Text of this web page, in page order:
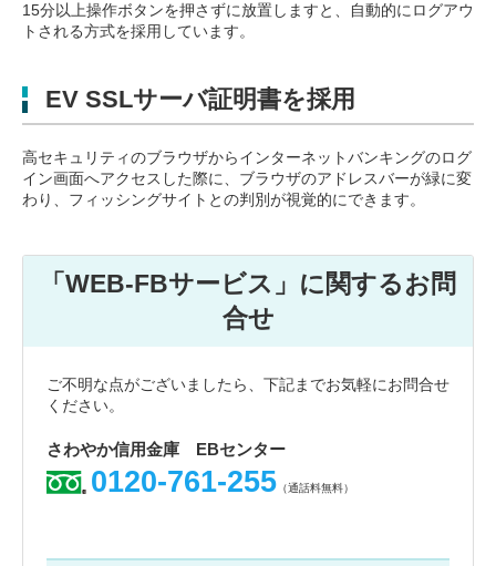
15分以上操作ボタンを押さずに放置しますと、自動的にログアウ
トされる方式を採用しています。
EV SSLサーバ証明書を採用
高セキュリティのブラウザからインターネットバンキングのログ
イン画面へアクセスした際に、ブラウザのアドレスバーが緑に変
わり、フィッシングサイトとの判別が視覚的にできます。
「WEB-FBサービス」に関するお問
合せ
ご不明な点がございましたら、下記までお気軽にお問合せ
ください。
さわやか信用金庫 EBセンター
0120-761-255 （通話料無料）